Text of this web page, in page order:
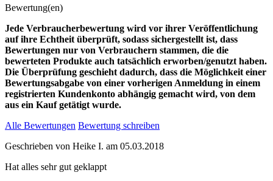
Bewertung(en)
Jede Verbraucherbewertung wird vor ihrer Veröffentlichung
auf ihre Echtheit überprüft, sodass sichergestellt ist, dass
Bewertungen nur von Verbrauchern stammen, die die
bewerteten Produkte auch tatsächlich erworben/genutzt haben.
Die Überprüfung geschieht dadurch, dass die Möglichkeit einer
Bewertungsabgabe von einer vorherigen Anmeldung in einem
registrierten Kundenkonto abhängig gemacht wird, von dem
aus ein Kauf getätigt wurde.
Alle Bewertungen Bewertung schreiben
Geschrieben von Heike I. am 05.03.2018
Hat alles sehr gut geklappt